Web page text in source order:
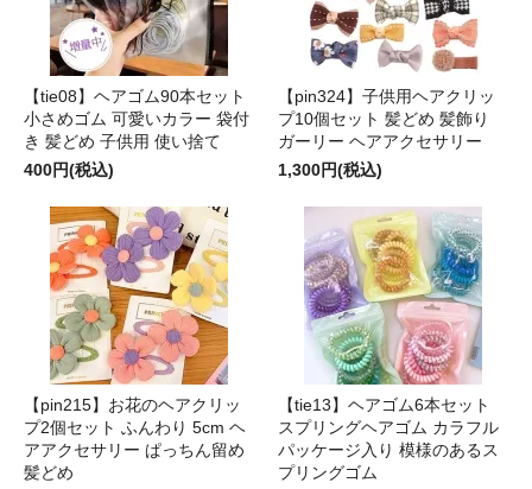
【tie08】ヘアゴム90本セット
小さめゴム 可愛いカラー 袋付
き 髪どめ 子供用 使い捨て
400円(税込)
【pin324】子供用ヘアクリッ
プ10個セット 髪どめ 髪飾り
ガーリー ヘアアクセサリー
1,300円(税込)
【pin215】お花のヘアクリッ
プ2個セット ふんわり 5cm ヘ
アアクセサリー ぱっちん留め
髪どめ
【tie13】ヘアゴム6本セット
スプリングヘアゴム カラフル
パッケージ入り 模様のあるス
プリングゴム